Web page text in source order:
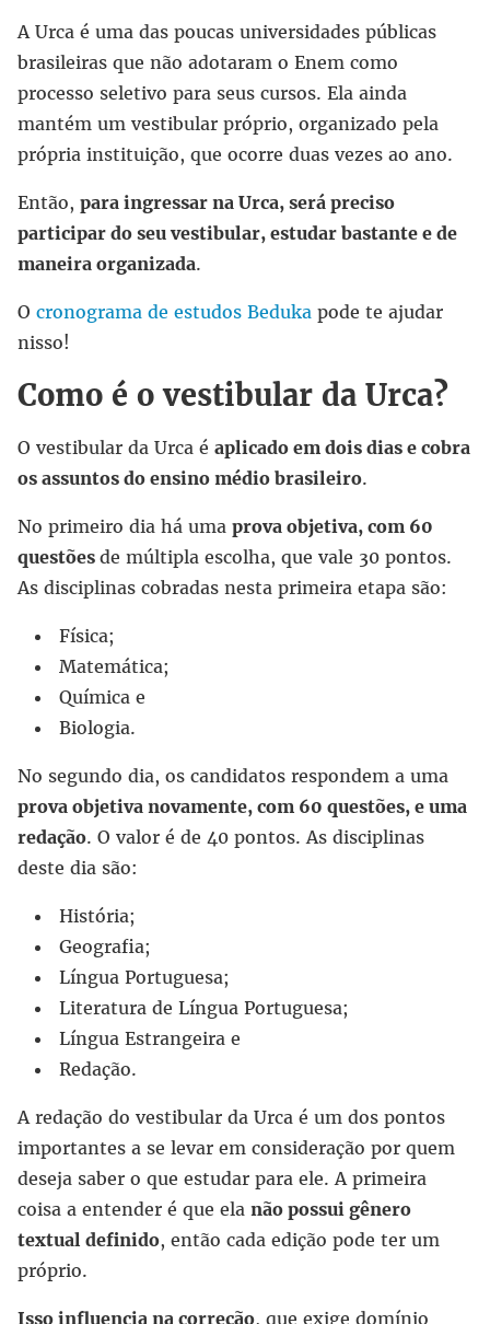
A Urca é uma das poucas universidades públicas
brasileiras que não adotaram o Enem como
processo seletivo para seus cursos. Ela ainda
mantém um vestibular próprio, organizado pela
própria instituição, que ocorre duas vezes ao ano.
Então, para ingressar na Urca, será preciso
participar do seu vestibular, estudar bastante e de
maneira organizada.
O cronograma de estudos Beduka pode te ajudar
nisso!
Como é o vestibular da Urca?
O vestibular da Urca é aplicado em dois dias e cobra
os assuntos do ensino médio brasileiro.
No primeiro dia há uma prova objetiva, com 60
questões de múltipla escolha, que vale 30 pontos.
As disciplinas cobradas nesta primeira etapa são:
Física;
Matemática;
Química e
Biologia.
No segundo dia, os candidatos respondem a uma
prova objetiva novamente, com 60 questões, e uma
redação. O valor é de 40 pontos. As disciplinas
deste dia são:
História;
Geografia;
Língua Portuguesa;
Literatura de Língua Portuguesa;
Língua Estrangeira e
Redação.
A redação do vestibular da Urca é um dos pontos
importantes a se levar em consideração por quem
deseja saber o que estudar para ele. A primeira
coisa a entender é que ela não possui gênero
textual definido, então cada edição pode ter um
próprio.
Isso influencia na correção, que exige domínio